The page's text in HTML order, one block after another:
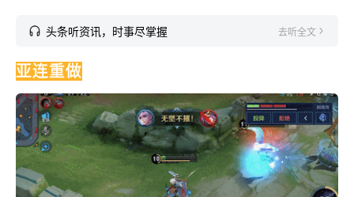
头条听资讯，时事尽掌握 去听全文
亚连重做